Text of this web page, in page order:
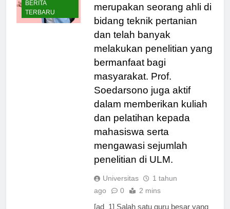
BERITA
TERBARU
merupakan seorang ahli di
bidang teknik pertanian
dan telah banyak
melakukan penelitian yang
bermanfaat bagi
masyarakat. Prof.
Soedarsono juga aktif
dalam memberikan kuliah
dan pelatihan kepada
mahasiswa serta
mengawasi sejumlah
penelitian di ULM.
Universitas
1 tahun